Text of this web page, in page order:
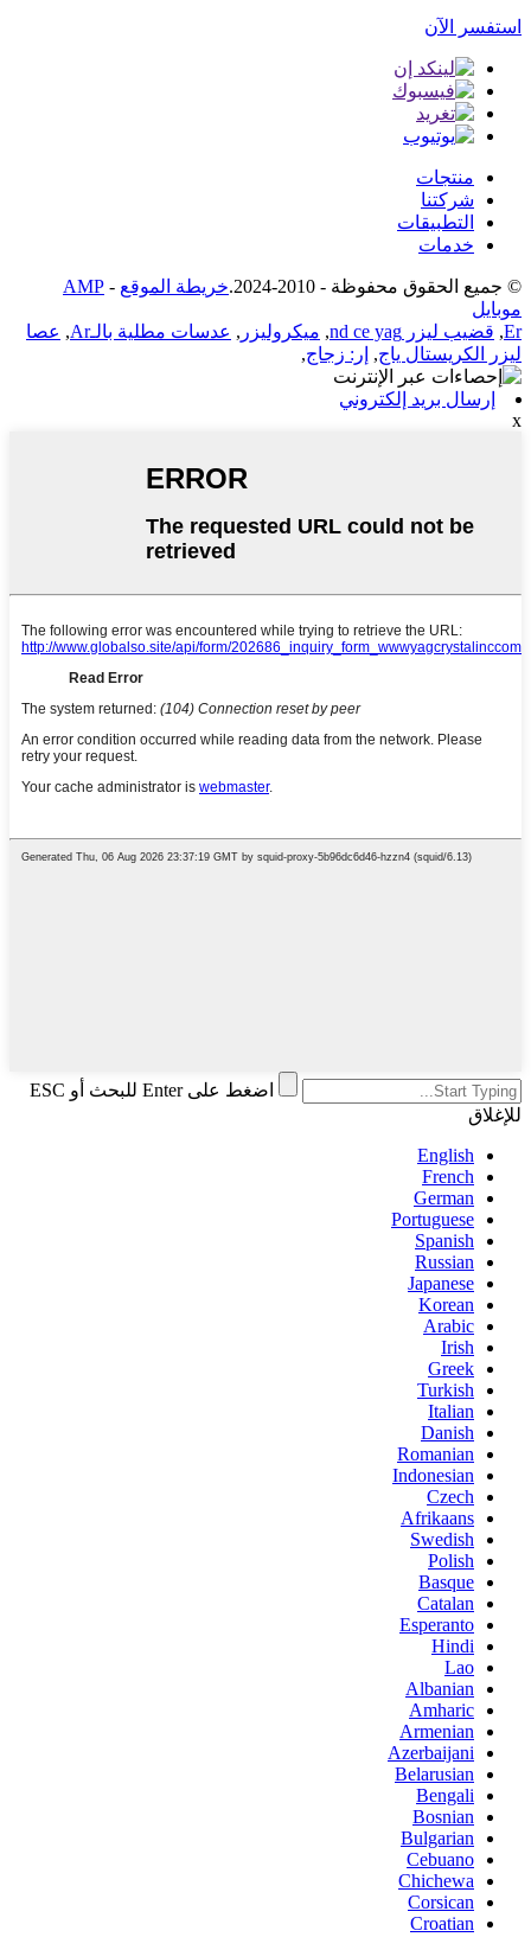
استفسر الآن
منتجات
شركتنا
التطبيقات
خدمات
© جميع الحقوق محفوظة - 2010-2024. خريطة الموقع -
AMP
موبايل
Er
, قضيب ليزر nd ce yag , ميكروليزر , عدسات مطلية بالـAr , عصا
ليزر الكريستال ياج, إر: زجاج,
إرسال بريد إلكتروني
x
اضغط على Enter للبحث أو ESC
للإغلاق
English
French
German
Portuguese
Spanish
Russian
Japanese
Korean
Arabic
Irish
Greek
Turkish
Italian
Danish
Romanian
Indonesian
Czech
Afrikaans
Swedish
Polish
Basque
Catalan
Esperanto
Hindi
Lao
Albanian
Amharic
Armenian
Azerbaijani
Belarusian
Bengali
Bosnian
Bulgarian
Cebuano
Chichewa
Corsican
Croatian